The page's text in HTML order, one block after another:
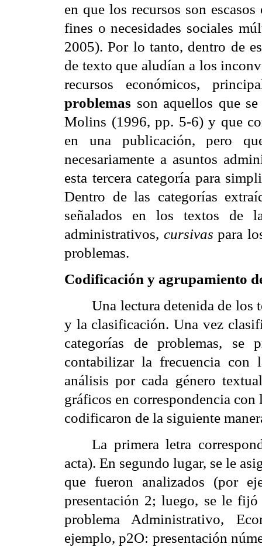
en que los recursos son
fines o necesidades sociales
2005). Por lo tanto, dentro de
de texto que aludían a los
recursos económicos,
problemas  son aquellos que
Molins (1996, pp. 5-6) y que
en una publicación, pero
necesariamente a asuntos
esta tercera categoría para
Dentro de las categorías
señalados en los textos de
administrativos, cursivas para
problemas.
Codificación y agrupamiento
Una lectura detenida de los
y la clasificación. Una vez
categorías de problemas, se
contabilizar la frecuencia con
análisis por cada género
gráficos en correspondencia
codificaron de la siguiente
La primera letra
acta). En segundo lugar, se le
que fueron analizados (por
presentación 2; luego, se le
problema Administrativo,
ejemplo, p2O: presentación